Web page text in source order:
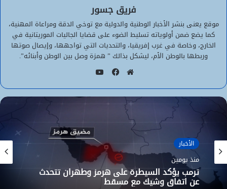
فريق جسور
موقع يعنى بنشر الأخبار الوطنية والدولية مع توخي الدقة ومراعاة المهنية،
كما يضع ضمن أولوياته تسليط الضوء على قضايا الجاليات الموريتانية في
الخارج، وخاصة في غرب إفريقيا، والتحديات التي تواجهها، وإيصال صوتها
وربطها بالوطن الأم، ليشكل بذالك ” همزة وصل بين الوطن وأبنائه”.
الويب
الأخبار
منذ يومين
ترمب يؤكد السيطرة على هرمز وطهران تتحدث
عن اتفاق وشيك مع مسقط